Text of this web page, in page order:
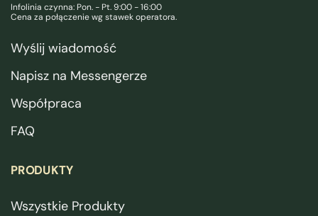
Infolinia czynna: Pon. - Pt. 9:00 - 16:00
Cena za połączenie wg stawek operatora.
Wyślij wiadomość
Napisz na Messengerze
Współpraca
FAQ
PRODUKTY
Wszystkie Produkty